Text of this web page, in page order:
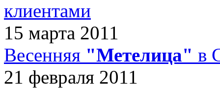
клиентами
15 марта 2011
Весенняя "Метелица" в
21 февраля 2011